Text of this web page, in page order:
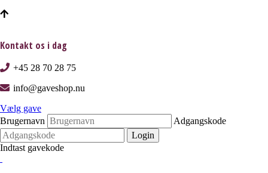
Kontakt os i dag
+45 28 70 28 75
info@gaveshop.nu
Vælg gave
Brugernavn
Adgangskode
Login
Indtast gavekode